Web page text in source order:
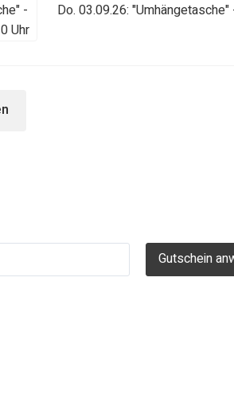
Do. 03.09.26:
Gutschein